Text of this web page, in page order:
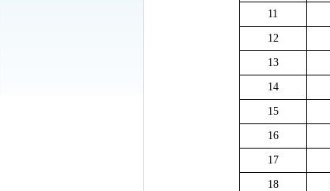
11
12
13
14
15
16
17
18